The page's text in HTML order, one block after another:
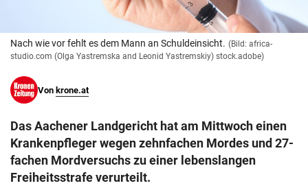
Muthgasse 2, 1190 Wien
Nach wie vor fehlt es dem Mann an Schuldeinsicht. (Bild: africa-
studio.com (Olga Yastremska and Leonid Yastremskiy) stock.adobe)
Von krone.at
Das Aachener Landgericht hat am Mittwoch einen
Krankenpfleger wegen zehnfachen Mordes und 27-
fachen Mordversuchs zu einer lebenslangen
Freiheitsstrafe verurteilt.